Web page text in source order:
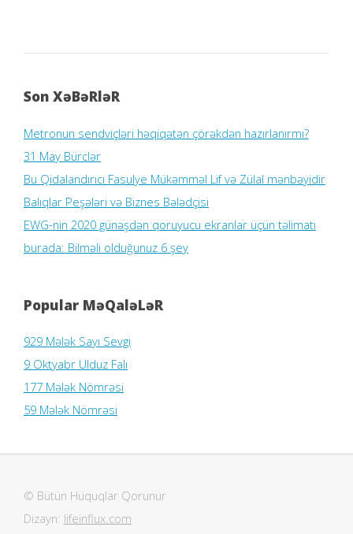
Son XəBəRləR
Metronun sendviçləri həqiqətən çörəkdən hazırlanırmı?
31 May Bürclər
Bu Qidalandırıcı Fasulye Mükəmməl Lif və Zülal mənbəyidir
Balıqlar Peşələri və Biznes Bələdçisi
EWG-nin 2020 günəşdən qoruyucu ekranlar üçün təlimatı
burada: Bilməli olduğunuz 6 şey
Popular MəQaləLəR
929 Mələk Sayı Sevgi
9 Oktyabr Ulduz Falı
177 Mələk Nömrəsi
59 Mələk Nömrəsi
© Bütün Hüquqlar Qorunur
Dizayn: lifeinflux.com